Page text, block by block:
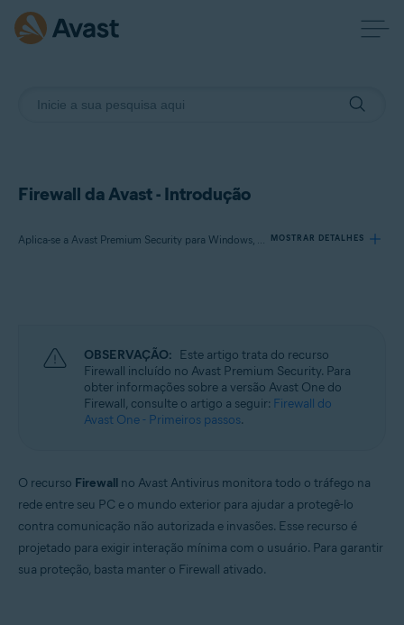
Firewall da Avast - Introdução
Aplica-se a Avast Premium Security para Windows, Avast Free Antivirus para Windows MOSTRAR DETALHES
Avast Free Antivirus 24.x para Windows
Sistemas operacionais:
Microsoft Windows 11 Home / Pro / Enterprise / Education
Microsoft Windows 10 Home / Pro / Enterprise / Education - 32 / 64-bit
Microsoft Windows 7 Home Basic/Home
atualização de pacote cumulativo de conveniência, 32/64 bits
OBSERVAÇÃO: Este artigo trata do recurso
Firewall incluído no Avast Premium Security. Para
obter informações sobre a versão Avast One do
Firewall, consulte o artigo a seguir: Firewall do
Avast One - Primeiros passos.
O recurso Firewall no Avast Antivirus monitora todo o tráfego na
rede entre seu PC e o mundo exterior para ajudar a protegê-lo
contra comunicação não autorizada e invasões. Esse recurso é
projetado para exigir interação mínima com o usuário. Para garantir
sua proteção, basta manter o Firewall ativado.